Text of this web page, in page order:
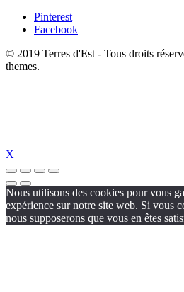
Pinterest
Facebook
© 2019 Terres d'Est - Tous droits
themes.
X
Nous utilisons des cookies pour vous
expérience sur notre site web. Si vous
nous supposerons que vous en êtes